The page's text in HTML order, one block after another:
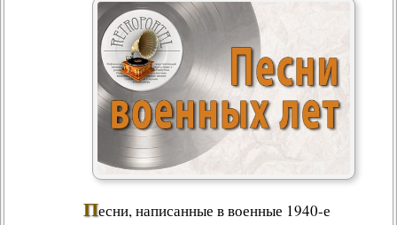
Песни, написанные в военные 1940-е